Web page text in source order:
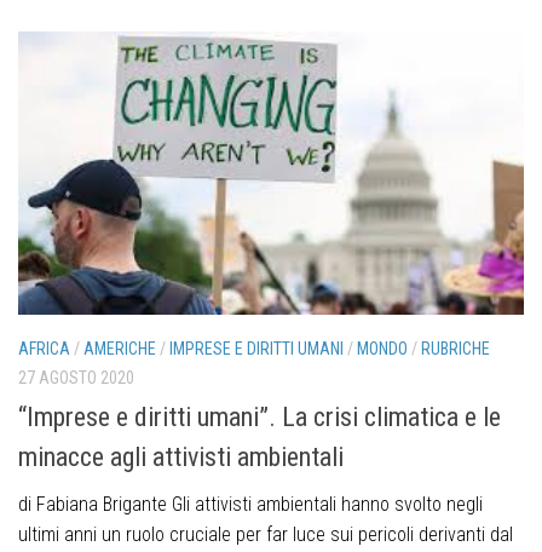
AFRICA/AMERICHE / IMPRESE E DIRITTI UMANI / MONDO / RUBRICHE
27 AGOSTO 2020
“Imprese e diritti umani”. La crisi climatica e le
minacce agli attivisti ambientali
di Fabiana Brigante Gli attivisti ambientali hanno svolto negli
ultimi anni un ruolo cruciale per far luce sui pericoli derivanti dal